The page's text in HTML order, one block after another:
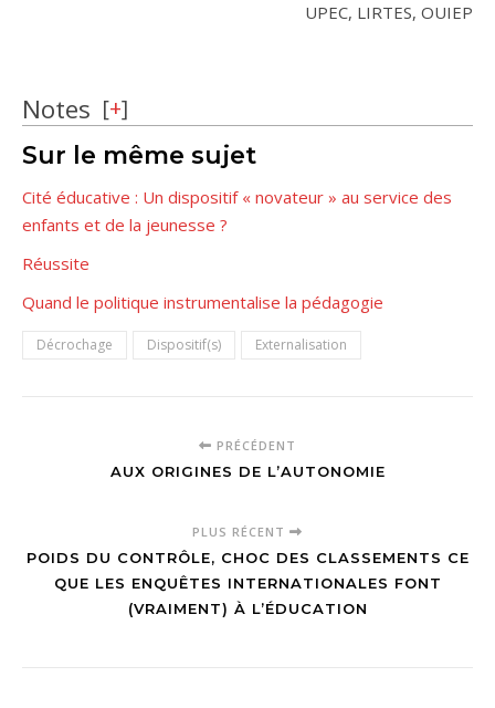
UPEC, LIRTES, OUIEP
Notes [+]
Sur le même sujet
Cité éducative : Un dispositif « novateur » au service des
enfants et de la jeunesse ?
Réussite
Quand le politique instrumentalise la pédagogie
Décrochage Dispositif(s) Externalisation
PRÉCÉDENT
AUX ORIGINES DE L’AUTONOMIE
PLUS RÉCENT
POIDS DU CONTRÔLE, CHOC DES CLASSEMENTS CE
QUE LES ENQUÊTES INTERNATIONALES FONT
(VRAIMENT) À L’ÉDUCATION